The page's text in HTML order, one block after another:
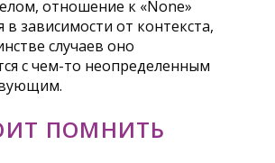
отношение к «None»
в зависимости от контекста,
случаев оно
с чем-то неопределенным
ПОМНИТЬ